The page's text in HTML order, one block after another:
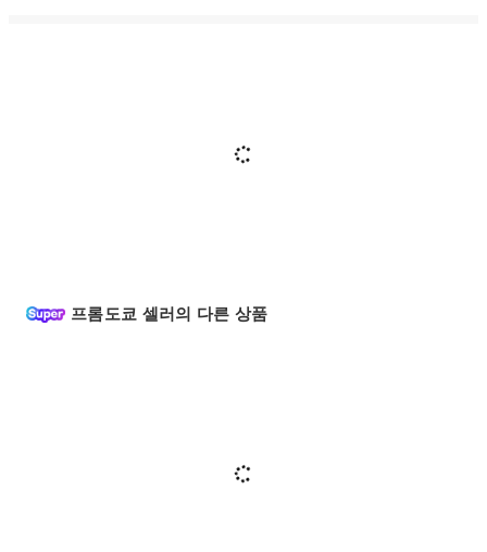
프롬도쿄 셀러의 다른 상품